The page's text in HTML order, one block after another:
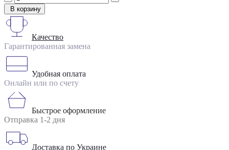
В корзину
Качество
Гарантированная замена
Удобная оплата
Онлайн или по счету
Быстрое оформление
Отправка 1-2 дня
Доставка по Украине